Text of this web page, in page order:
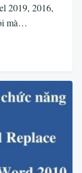
2019, 2016,
mà…